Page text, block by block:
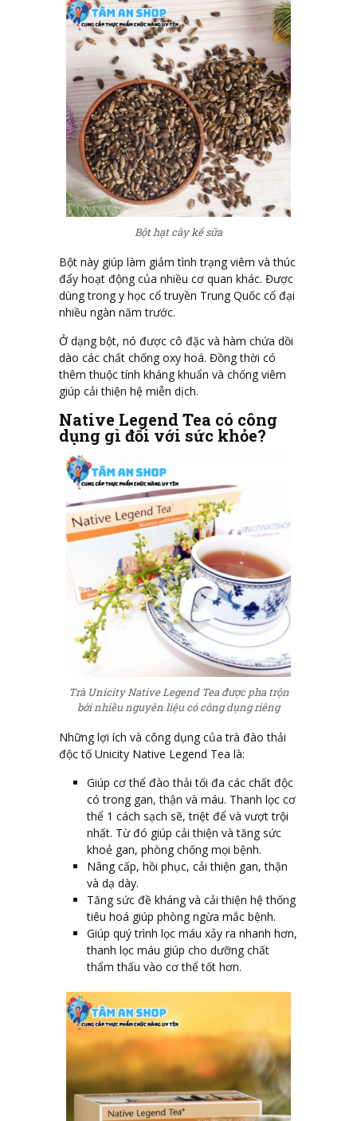
Bột hạt cây kế sữa
Bột này giúp làm giảm tình trạng viêm và thúc
đẩy hoạt động của nhiều cơ quan khác. Được
dùng trong y học cổ truyền Trung Quốc cổ đại
nhiều ngàn năm trước.
Ở dạng bột, nó được cô đặc và hàm chứa dồi
dào các chất chống oxy hoá. Đồng thời có
thêm thuộc tính kháng khuẩn và chống viêm
giúp cải thiện hệ miễn dịch.
Native Legend Tea có công
dụng gì đối với sức khỏe?
Trà Unicity Native Legend Tea được pha trộn
bởi nhiều nguyên liệu có công dụng riêng
Những lợi ích và công dụng của trà đào thải
độc tố Unicity Native Legend Tea là:
Giúp cơ thể đào thải tối đa các chất độc
có trong gan, thận và máu. Thanh lọc cơ
thể 1 cách sạch sẽ, triệt để và vượt trội
nhất. Từ đó giúp cải thiện và tăng sức
khoẻ gan, phòng chống mọi bệnh.
Nâng cấp, hồi phục, cải thiện gan, thận
và dạ dày.
Tăng sức đề kháng và cải thiện hệ thống
tiêu hoá giúp phòng ngừa mắc bệnh.
Giúp quý trình lọc máu xảy ra nhanh hơn,
thanh lọc máu giúp cho dưỡng chất
thẩm thấu vào cơ thể tốt hơn.